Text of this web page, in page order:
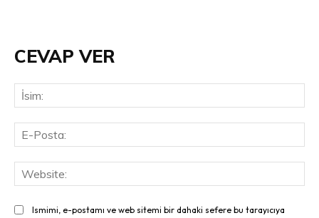
CEVAP VER
Ismimi, e-postamı ve web sitemi bir dahaki sefere bu tarayıcıya